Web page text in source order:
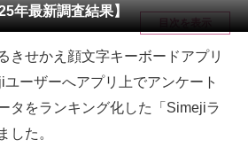
ページ
レンド
年最新調査結果】
目次を表示
せかえ顔文字キーボードアプリ
ユーザーへアプリ上でアンケート
タをランキング化した「Simejiラ
した。